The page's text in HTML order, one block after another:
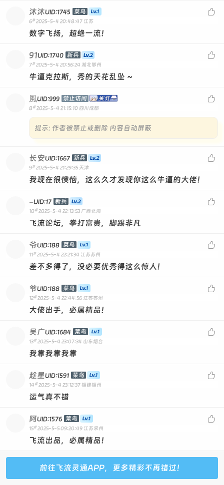

沐沐UID:1745 菜鸟
6# 2025-5-4 20:48:47 江苏
数字飞扬，超绝一流！

91UID:1740 新兵
7# 2025-5-4 20:56:24 湖北鄂州
牛逼克拉斯，秀的天花乱坠 ~

風UID:999 禁止访问
8 # 2025-5-4 21:15:10 四川成都
提示: 作者被禁止或删除 内容自动屏蔽

长安UID:1667 新兵
9# 2025-5-4 21:29:35 天津
我现在很懊恼，这么久才发现你这么牛逼的大佬！

-UID:17 新兵
10 # 2025-5-4 22:13:53 广西北海
飞流论坛，拳打富贵，脚踢非凡

爷UID:188 菜鸟
11# 2025-5-4 22:21:34 江苏苏州
差不多得了，没必要优秀得这么惊人！

爷UID:188 菜鸟
12# 2025-5-4 22:44:56 江苏苏州
大佬出手，必属精品！

吴广UID:1684 菜鸟
13# 2025-5-4 23:07:34 山东烟台
我靠我靠我靠

趁星UID:1591 菜鸟
14 # 2025-5-4 23:12:37 福建福州
运气真不错

阿UID:1576 菜鸟
15# 2025-5-5 09:20:49 江苏常州
飞流出品，必属精品！
前往飞流灵通APP，更多精彩不再错过！